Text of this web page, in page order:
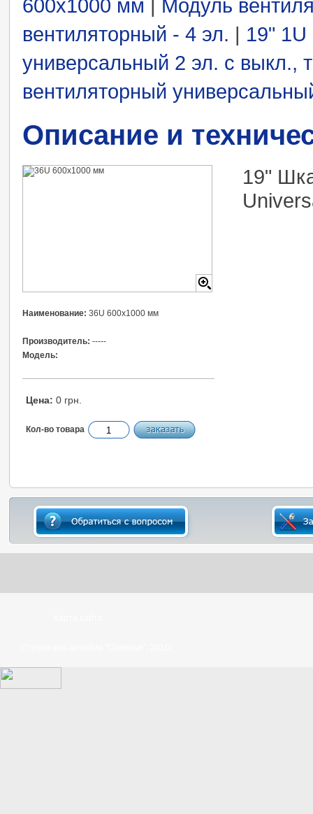
600x1000 мм | Модуль
вентиляторный - 4 эл. | 19"
универсальный 2 эл. с выкл.,
вентиляторный
Описание и
Наименование: 36U 600x1000 мм
Производитель: -----
Модель:
Цена: 0 грн.
Кол-во товара
19"